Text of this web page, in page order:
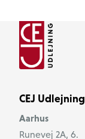
CEJ Udlejning
Aarhus
Runevej 2A, 6.